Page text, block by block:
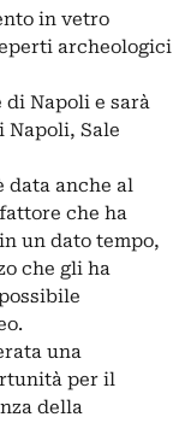
in vetro
archeologici
Napoli e sarà
Napoli, Sale
data anche al
che ha
un dato tempo,
che gli ha
una
per il
della